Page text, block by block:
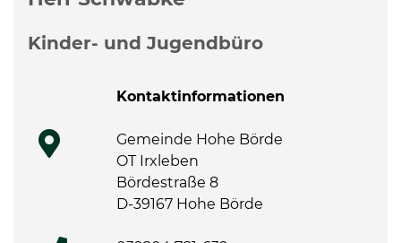
Kinder- und Jugendbüro
Kontaktinformationen
Gemeinde Hohe Börde
OT Irxleben
Bördestraße 8
D-39167 Hohe Börde